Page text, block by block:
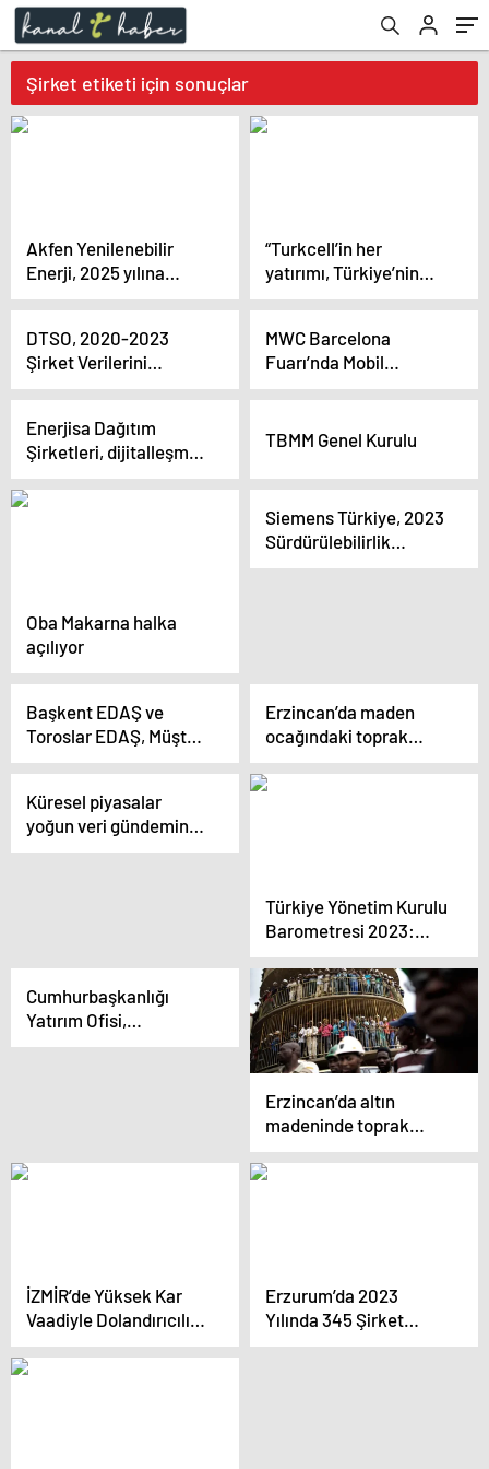
Şirket etiketi için sonuçlar
Akfen Yenilenebilir
Enerji, 2025 yılına
kadar kurulu gücünü
çıkarmayı hedefliyor
“Turkcell’in her
yatırımı, Türkiye’nin
dijital geleceğine
DTSO, 2020-2023
Şirket Verilerini
Açıkladı
MWC Barcelona
Fuarı’nda Mobil
Teknoloji Şirketleri
Enerjisa Dağıtım
Şirketleri, dijitalleşme
odaklı projeler ve
yatırımlarla müşteri
TBMM Genel Kurulu
Oba Makarna halka
açılıyor
Siemens Türkiye, 2023
Sürdürülebilirlik
Raporu’nu yayımladı
Başkent EDAŞ ve
Toroslar EDAŞ, Müşteri
ve Çözüm Odaklı
Başarılı Çalışmalara
İmza Attı
Erzincan’da maden
ocağındaki toprak
kaymasında zanlıların
ifadeleri ortaya çıktı
Küresel piyasalar
yoğun veri gündemine
odaklandı
Türkiye Yönetim Kurulu
Barometresi 2023:
İstihdam Artıyor,
Etkinlik Skoru
Yükseliyor
Cumhurbaşkanlığı
Yatırım Ofisi,
Medeniyet
Erzincan’da altın
madeninde toprak
kayması: 9 işçi hala
kayıp
İZMİR’de Yüksek Kar
Vaadiyle Dolandırıcılık
Operasyonu
Erzurum’da 2023
Yılında 345 Şirket
Kuruldu